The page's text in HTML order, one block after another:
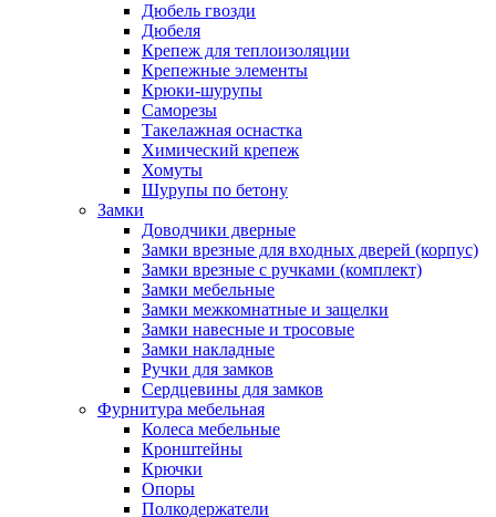
Дюбель гвозди
Дюбеля
Крепеж для теплоизоляции
Крепежные элементы
Крюки-шурупы
Саморезы
Такелажная оснастка
Химический крепеж
Хомуты
Шурупы по бетону
Замки
Доводчики дверные
Замки врезные для входных дверей (корпус)
Замки врезные с ручками (комплект)
Замки мебельные
Замки межкомнатные и защелки
Замки навесные и тросовые
Замки накладные
Ручки для замков
Сердцевины для замков
Фурнитура мебельная
Колеса мебельные
Кронштейны
Крючки
Опоры
Полкодержатели